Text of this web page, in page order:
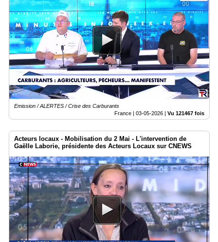
Emission / ALERTES / Crise des Carburants
France | 03-05-2026 | Vu 121467 fois
Acteurs locaux - Mobilisation du 2 Mai - L'intervention de
Gaëlle Laborie, présidente des Acteurs Locaux sur CNEWS